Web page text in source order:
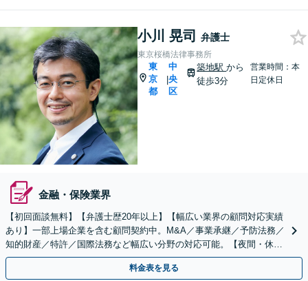
小川 晃司 弁護士
東京桜橋法律事務所
東
京
都
|
中
央
区
築地駅から
徒歩3分
営業時間：本
日定休日
金融・保険業界
【初回面談無料】【弁護士歴20年以上】【幅広い業界の顧問対応実績
あり】一部上場企業を含む顧問契約中。M&A／事業承継／予防法務／
知的財産／特許／国際法務など幅広い分野の対応可能。【夜間・休日
相談可】【築地駅3分】
料金表を見る